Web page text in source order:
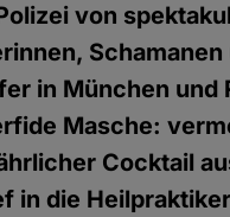
von
in München
Masche:
Cocktail
in die